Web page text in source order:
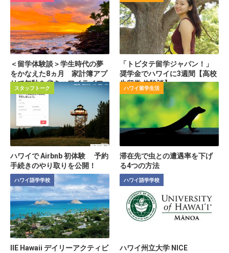
＜留学体験談＞学生時代の夢
をかなえた8ヵ月 家計簿アプ
リで無駄を省きハワイライフ
を満喫
「トビタテ留学ジャパン！」
奨学金でハワイに3週間【高校
生留学 体験談】
スタッフトーク
ハワイで Airbnb 初体験 予約
手続きのやり取りを公開！
ハワイ留学生活
滞在先で虫との遭遇率を下げ
る4つの方法
ハワイ語学学校
IIE Hawaii デイリーアクティビ
ハワイ語学学校
ハワイ州立大学 NICE